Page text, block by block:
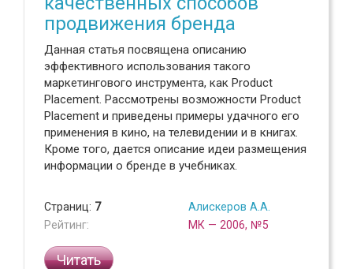
продвижения бренда
Данная статья посвящена описанию
эффективного использования такого
маркетингового инструмента, как Product
Placement. Рассмотрены возможности Product
Placement и приведены примеры удачного его
применения в кино, на телевидении и в книгах.
Кроме того, дается описание идеи размещения
информации о бренде в учебниках.
Страниц: 7
Рейтинг:
Алискеров А.А.
МК — 2006, №5
Читать